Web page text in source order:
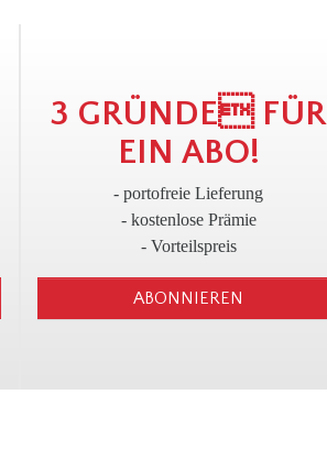
3
3 GRÜNDE FÜR
EIN ABO!
- portofreie Lieferung
- kostenlose Prämie
- Vorteilspreis
ABONNIEREN